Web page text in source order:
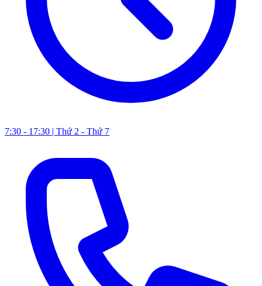
7:30 - 17:30 | Thứ 2 - Thứ 7